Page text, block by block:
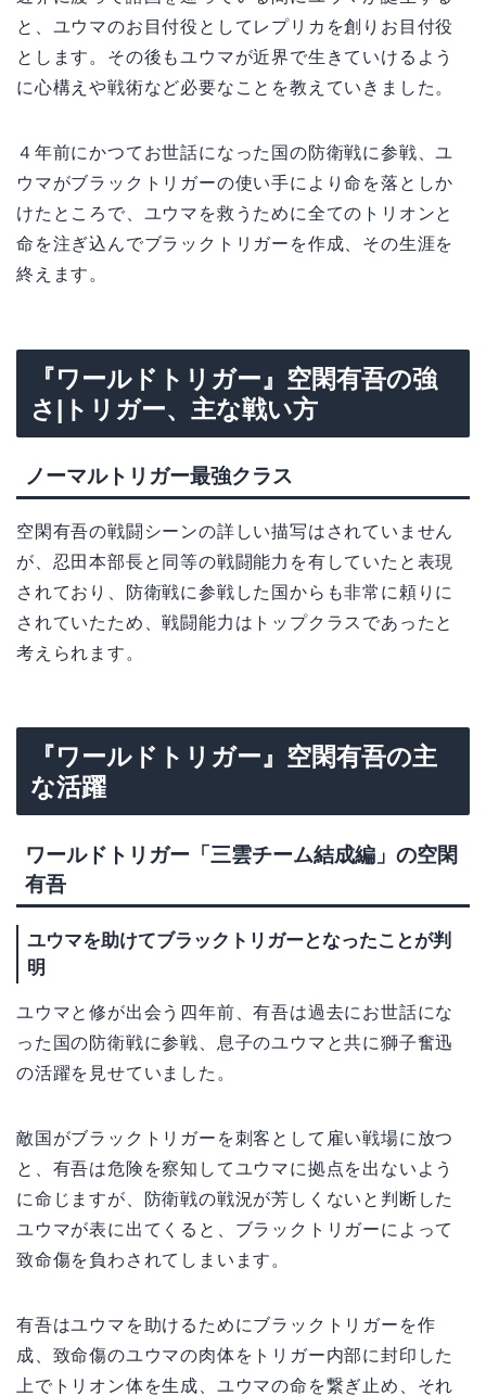
と、ユウマのお目付役としてレプリカを創りお目付役
とします。その後もユウマが近界で生きていけるよう
に心構えや戦術など必要なことを教えていきました。
４年前にかつてお世話になった国の防衛戦に参戦、ユ
ウマがブラックトリガーの使い手により命を落としか
けたところで、ユウマを救うために全てのトリオンと
命を注ぎ込んでブラックトリガーを作成、その生涯を
終えます。
『ワールドトリガー』空閑有吾の強
さ|トリガー、主な戦い方
ノーマルトリガー最強クラス
空閑有吾の戦闘シーンの詳しい描写はされていません
が、忍田本部長と同等の戦闘能力を有していたと表現
されており、防衛戦に参戦した国からも非常に頼りに
されていたため、戦闘能力はトップクラスであったと
考えられます。
『ワールドトリガー』空閑有吾の主
な活躍
ワールドトリガー「三雲チーム結成編」の空閑
有吾
ユウマを助けてブラックトリガーとなったことが判
明
ユウマと修が出会う四年前、有吾は過去にお世話にな
った国の防衛戦に参戦、息子のユウマと共に獅子奮迅
の活躍を見せていました。
敵国がブラックトリガーを刺客として雇い戦場に放つ
と、有吾は危険を察知してユウマに拠点を出ないよう
に命じますが、防衛戦の戦況が芳しくないと判断した
ユウマが表に出てくると、ブラックトリガーによって
致命傷を負わされてしまいます。
有吾はユウマを助けるためにブラックトリガーを作
成、致命傷のユウマの肉体をトリガー内部に封印した
上でトリオン体を生成、ユウマの命を繋ぎ止め、それ